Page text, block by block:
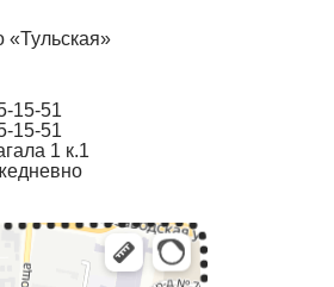
«Тульская»
15-51
15-51
1 к.1